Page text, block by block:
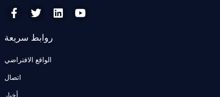
روابط سريعة
الواقع الافتراضي
اتصال